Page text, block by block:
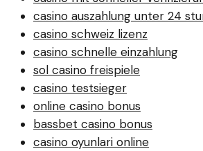
casino auszahlung unter 24
casino schweiz lizenz
casino schnelle einzahlung
sol casino freispiele
casino testsieger
online casino bonus
bassbet casino bonus
casino oyunlari online